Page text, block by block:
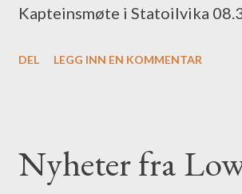
Kapteinsmøte i Statoilvika
bestod i to blanketurer, gjorde
DEL LEGG INN EN KOMMENTAR
Nyheter fra